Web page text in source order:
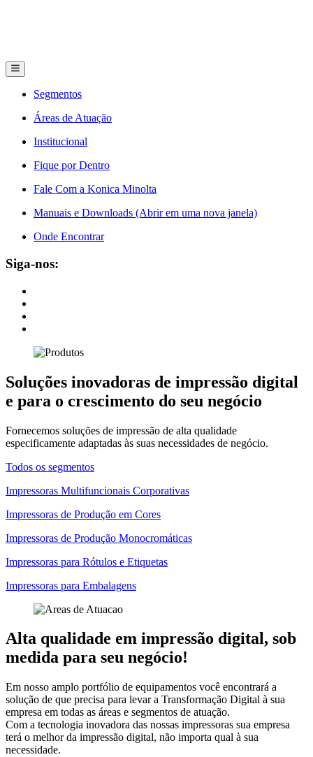
Segmentos
Áreas de Atuação
Institucional
Fique por Dentro
Fale Com a Konica Minolta
Manuais e Downloads (Abrir em uma nova janela)
Onde Encontrar
Siga-nos:
Soluções inovadoras de impressão digital
e para o crescimento do seu negócio
Fornecemos soluções de impressão de alta qualidade
especificamente adaptadas às suas necessidades de negócio.
Todos os segmentos
Impressoras Multifuncionais Corporativas
Impressoras de Produção em Cores
Impressoras de Produção Monocromáticas
Impressoras para Rótulos e Etiquetas
Impressoras para Embalagens
Alta qualidade em impressão digital, sob
medida para seu negócio!
Em nosso amplo portfólio de equipamentos você encontrará a
solução de que precisa para levar a Transformação Digital à sua
empresa em todas as áreas e segmentos de atuação.
Com a tecnologia inovadora das nossas impressoras sua empresa
terá o melhor da impressão digital, não importa qual à sua
necessidade.